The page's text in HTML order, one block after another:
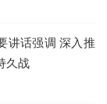
讲话强调 深入推
久战